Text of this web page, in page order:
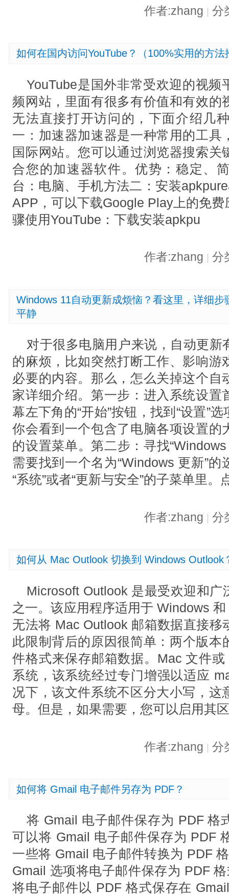
作者:zhang 分
如何在国内访问YouTube？（100%实用的方法
YouTube是国外非常受欢迎的视频
频网站，里面有很多有价值和有效的
无法直接打开访问的，下面介绍几
一：加速器加速器是一种常用的工具
国际网站。您可以通过浏览器搜索关
合您的加速器软件。优势：稳定、
台：电脑、手机方法二：安装
APP，可以下载Google Play上的免
骤使用YouTube：下载安装apkpu
作者:zhang 分
Windows 11自动更新成烦恼？看这里，详细
平静
对于很多电脑用户来说，自动更新
的麻烦，比如突然打断工作、影响游
必要的内容。那么，怎么关掉这个自
家详细介绍。第一步：进入系统设置
幕左下角的“开始”按钮，找到“设置”
你会看到一个包含了电脑各项设置的
的设置菜单。第二步：寻找
需要找到一个名为“Windows 更新”
“系统”或者“更新与安全”的子菜单里。
作者:zhang 分
如何从 Mac Outlook 切换到 Windows Outlook
Microsoft Outlook 是最受欢迎和广
之一。该应用程序适用于 Windows
无法将 Mac Outlook 邮箱数据直接移
此限制背后的原因很简单：两个版本
件格式来保存邮箱数据。Mac 文件
系统，该系统经过专门增强以适应
况下，该文件系统不区分大小写，这
母。但是，如果需要，您可以启用其
作者:zhang | 分
如何将 Gmail 电子邮件另存为 PDF？
将 Gmail 电子邮件保存为 PDF 格
可以将 Gmail 电子邮件保存为 PDF
一些将 Gmail 电子邮件转换为 PDF
Gmail 选项将电子邮件保存为 PDF
将电子邮件以 PDF 格式保存在